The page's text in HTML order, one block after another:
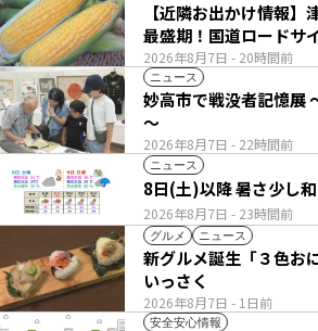
2026年8月7日 - 20時間前
【近隣お出かけ情報
最盛期！国道ロードサ
い列
ニュース
2026年8月7日 - 22時間前
妙高市で戦没者記憶展
～
ニュース
2026年8月7日 - 23時間前
8日(土)以降 暑
グルメ ニュース
2026年8月7日 - 1日前
新グルメ誕生「３色お
いっさく
安全安心情報